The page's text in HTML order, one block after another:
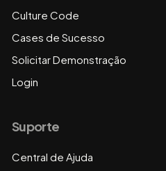
Culture Code
Cases de Sucesso
Solicitar Demonstração
Login
Suporte
Central de Ajuda